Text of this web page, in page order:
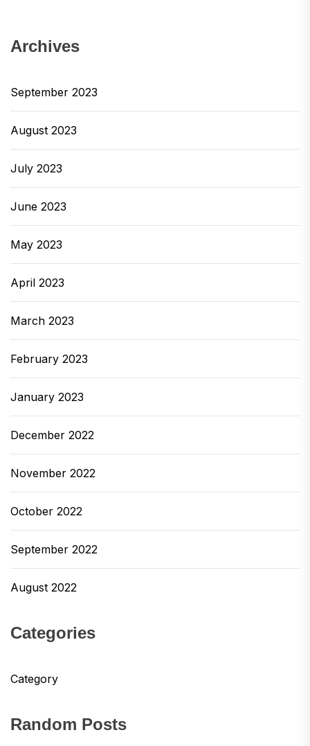
ックペストリーに包まれ、柔らかいチーズとバ
ました。同様に、メリヴァレと同様に信じられ
このバーは非常に完全に在庫があり、スタッフ
レッドの2階の座り込みのように感じない場合、
フレッドのフルメニューのサンプルのように見
近の滞在のためにシドニーのフォーシーズンズ
違いがあるホテルの評価です。フォーシーズン
設には、ここで遊ぶのが少しありました。 レス
トランモードとバーの穀物はとても良いので、
どちらもより多くのカバレッジに値すると感じ
ストランとバーの評価をご覧ください。 今日、
るために、シドニーの多くのイタリア郊外の1つ
日です -...
Archives
September 2023
August 2023
July 2023
June 2023
May 2023
April 2023
March 2023
February 2023
January 2023
December 2022
November 2022
October 2022
September 2022
August 2022
Categories
Category
Random Posts